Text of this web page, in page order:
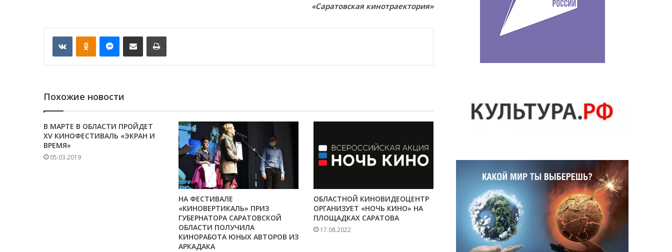
«Саратовская кинотраектория»
VKontakte
Похожие новости
В МАРТЕ В ОБЛАСТИ ПРОЙДЕТ
XV КИНОФЕСТИВАЛЬ «ЭКРАН И
ВРЕМЯ»
05.03.2019
НА ФЕСТИВАЛЕ
«КИНОВЕРТИКАЛЬ» ПРИЗ
ГУБЕРНАТОРА САРАТОВСКОЙ
ОБЛАСТИ ПОЛУЧИЛА
КИНОРАБОТА ЮНЫХ АВТОРОВ ИЗ
АРКАДАКА
ОБЛАСТНОЙ КИНОВИДЕОЦЕНТР
ОРГАНИЗУЕТ «НОЧЬ КИНО» НА
ПЛОЩАДКАХ САРАТОВА
17.08.2022